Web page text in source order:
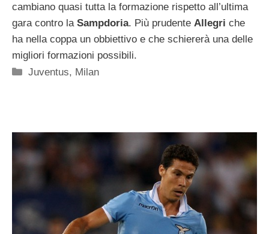
cambiano quasi tutta la formazione rispetto all’ultima
gara contro la Sampdoria. Più prudente Allegri che
ha nella coppa un obbiettivo e che schiererà una delle
migliori formazioni possibili.
Categorie
Juventus, Milan